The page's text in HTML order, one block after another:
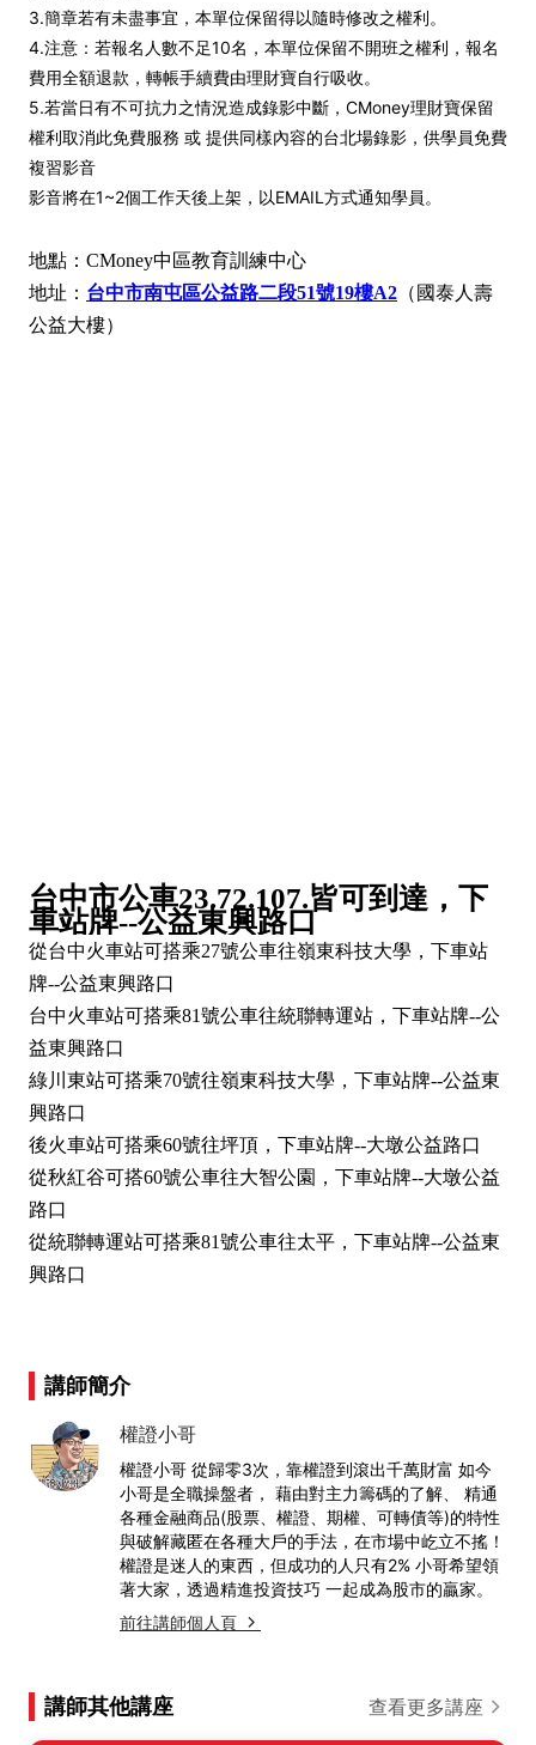
3.簡章若有未盡事宜，本單位保留得以隨時修改之權利。
4.注意：若報名人數不足10名，本單位保留不開班之權利，報名
費用全額退款，轉帳手續費由理財寶自行吸收。
5.若當日有不可抗力之情況造成錄影中斷，CMoney理財寶保留
權利取消此免費服務 或 提供同樣內容的台北場錄影，供學員免費
複習影音
影音將在1~2個工作天後上架，以EMAIL方式通知學員。
地點：CMoney中區教育訓練中心
地址： 台中市南屯區公益路二段51號19樓A2 （國泰人壽
公益大樓）
台中市公車23.72.107.皆可到達，下
車站牌--公益東興路口
從台中火車站可搭乘27號公車往嶺東科技大學，下車站
牌--公益東興路口
台中火車站可搭乘81號公車往統聯轉運站，下車站牌--公
益東興路口
綠川東站可搭乘70號往嶺東科技大學，下車站牌--公益東
興路口
後火車站可搭乘60號往坪頂，下車站牌--大墩公益路口
從秋紅谷可搭60號公車往大智公園，下車站牌--大墩公益
路口
從統聯轉運站可搭乘81號公車往太平，下車站牌--公益東
興路口
講師簡介
權證小哥
權證小哥 從歸零3次，靠權證到滾出千萬財富 如今
小哥是全職操盤者， 藉由對主力籌碼的了解、 精通
各種金融商品(股票、權證、期權、可轉債等)的特性
與破解藏匿在各種大戶的手法，在市場中屹立不搖！
權證是迷人的東西，但成功的人只有2% 小哥希望領
著大家，透過精進投資技巧 一起成為股市的贏家。
前往講師個人頁
講師其他講座 查看更多講座